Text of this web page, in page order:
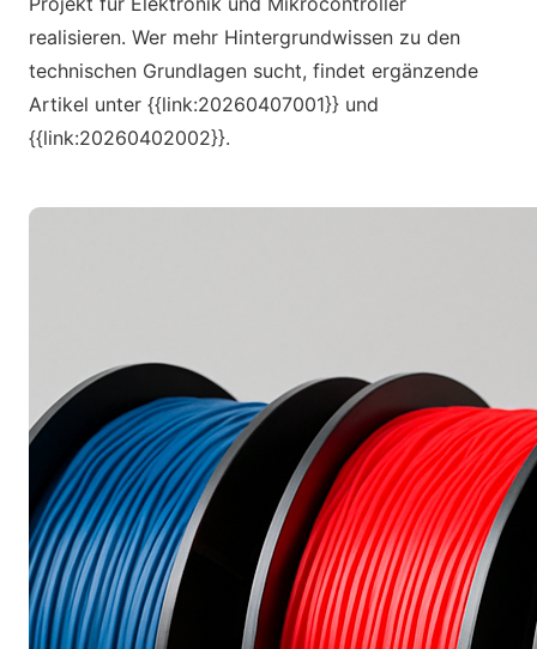
realisieren. Wer mehr Hintergrundwissen zu den
technischen Grundlagen sucht, findet ergänzende
Artikel unter {{link:20260407001}} und
{{link:20260402002}}.